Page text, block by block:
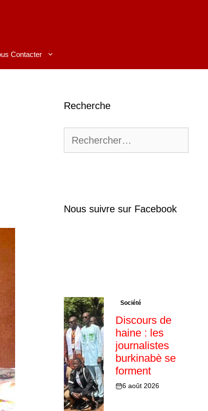
Contacter
Recherche
Nous suivre sur Facebook
Société
Discours de
haine : les
journalistes
burkinabè se
forment
6 août 2026